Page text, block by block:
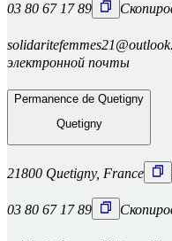
03 80 67 17 89
электронной почты
Permanence de Quetigny
Quetigny
21800 Quetigny, France
03 80 67 17 89